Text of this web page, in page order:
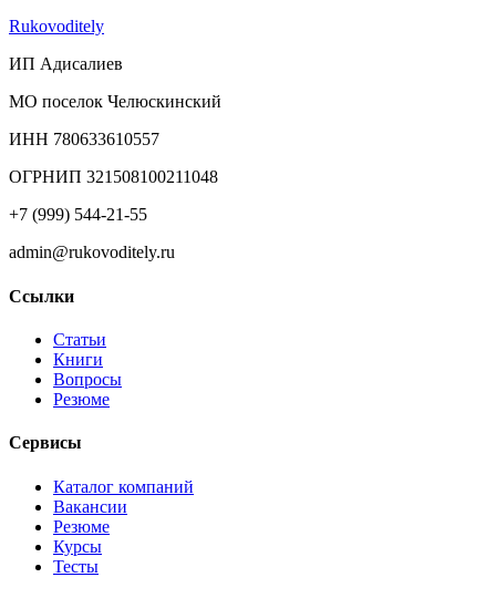
Rukovoditely
ИП Адисалиев
МО поселок Челюскинский
ИНН 780633610557
ОГРНИП 321508100211048
+7 (999) 544-21-55
admin@rukovoditely.ru
Ссылки
Статьи
Книги
Вопросы
Резюме
Сервисы
Каталог компаний
Вакансии
Резюме
Курсы
Тесты